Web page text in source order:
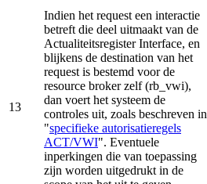
13
Indien het request een interactie
betreft die deel uitmaakt van de
Actualiteitsregister Interface, en
blijkens de destination van het
request is bestemd voor de
resource broker zelf (rb_vwi),
dan voert het systeem de
controles uit, zoals beschreven in
"specifieke autorisatieregels
ACT/VWI". Eventuele
inperkingen die van toepassing
zijn worden uitgedrukt in de